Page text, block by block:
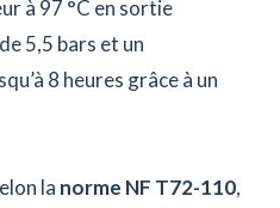
à 97 °C en sortie
5,5 bars et un
8 heures grâce à un
la norme NF T72-110,